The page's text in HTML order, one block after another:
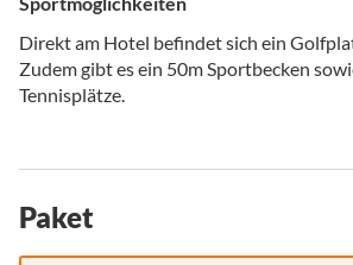
Direkt am Hotel befindet sich ein
Zudem gibt es ein 50m Sportbecken
Tennisplätze.
Paket